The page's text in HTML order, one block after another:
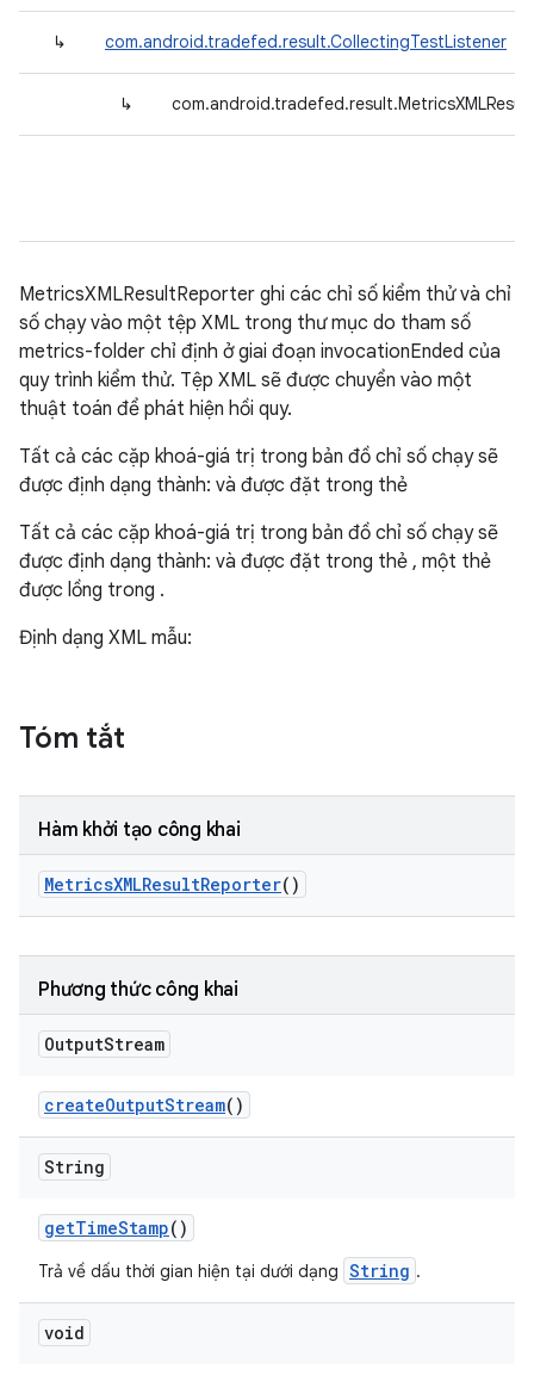
↳ com.android.tradefed.result.CollectingTestListener
↳
MetricsXMLResultReporter ghi các chỉ số kiểm thử và chỉ
số chạy vào một tệp XML trong thư mục do tham số
metrics-folder chỉ định ở giai đoạn invocationEnded của
quy trình kiểm thử. Tệp XML sẽ được chuyển vào một
thuật toán để phát hiện hồi quy.
Tất cả các cặp khoá-giá trị trong bản đồ chỉ số chạy sẽ
được định dạng thành: và được đặt trong thẻ
Tất cả các cặp khoá-giá trị trong bản đồ chỉ số chạy sẽ
được định dạng thành: và được đặt trong thẻ , một thẻ
được lồng trong .
Định dạng XML mẫu:
Tóm tắt
Hàm khởi tạo công khai
MetricsXMLResultReporter()
Phương thức công khai
OutputStream
createOutputStream()
String
getTimeStamp()
Trả về dấu thời gian hiện tại dưới dạng String .
void